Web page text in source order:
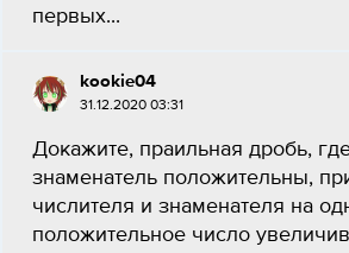
первых...
kookie04
31.12.2020 03:31
Докажите, праильная дробь,
знаменатель положительны,
числителя и знаменателя на
положительное число